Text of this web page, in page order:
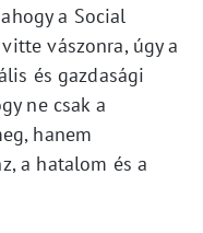
a Social
vászonra, úgy a
és gazdasági
ne csak a
hanem
a hatalom és a